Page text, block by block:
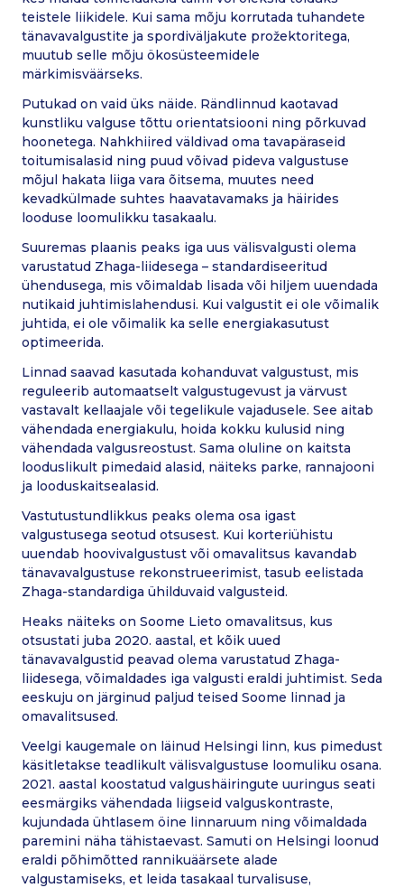
teistele liikidele. Kui sama mõju korrutada tuhandete
tänavavalgustite ja spordiväljakute prožektoritega,
muutub selle mõju ökosüsteemidele
märkimisväärseks.
Putukad on vaid üks näide. Rändlinnud kaotavad
kunstliku valguse tõttu orientatsiooni ning põrkuvad
hoonetega. Nahkhiired väldivad oma tavapäraseid
toitumisalasid ning puud võivad pideva valgustuse
mõjul hakata liiga vara õitsema, muutes need
kevadkülmade suhtes haavatavamaks ja häirides
looduse loomulikku tasakaalu.
Suuremas plaanis peaks iga uus välisvalgusti olema
varustatud Zhaga-liidesega – standardiseeritud
ühendusega, mis võimaldab lisada või hiljem uuendada
nutikaid juhtimislahendusi. Kui valgustit ei ole võimalik
juhtida, ei ole võimalik ka selle energiakasutust
optimeerida.
Linnad saavad kasutada kohanduvat valgustust, mis
reguleerib automaatselt valgustugevust ja värvust
vastavalt kellaajale või tegelikule vajadusele. See aitab
vähendada energiakulu, hoida kokku kulusid ning
vähendada valgusreostust. Sama oluline on kaitsta
looduslikult pimedaid alasid, näiteks parke, rannajooni
ja looduskaitsealasid.
Vastutustundlikkus peaks olema osa igast
valgustusega seotud otsusest. Kui korteriühistu
uuendab hoovivalgustust või omavalitsus kavandab
tänavavalgustuse rekonstrueerimist, tasub eelistada
Zhaga-standardiga ühilduvaid valgusteid.
Heaks näiteks on Soome Lieto omavalitsus, kus
otsustati juba 2020. aastal, et kõik uued
tänavavalgustid peavad olema varustatud Zhaga-
liidesega, võimaldades iga valgusti eraldi juhtimist. Seda
eeskuju on järginud paljud teised Soome linnad ja
omavalitsused.
Veelgi kaugemale on läinud Helsingi linn, kus pimedust
käsitletakse teadlikult välisvalgustuse loomuliku osana.
2021. aastal koostatud valgushäiringute uuringus seati
eesmärgiks vähendada liigseid valguskontraste,
kujundada ühtlasem öine linnaruum ning võimaldada
paremini näha tähistaevast. Samuti on Helsingi loonud
eraldi põhimõtted rannikuäärsete alade
valgustamiseks, et leida tasakaal turvalisuse,